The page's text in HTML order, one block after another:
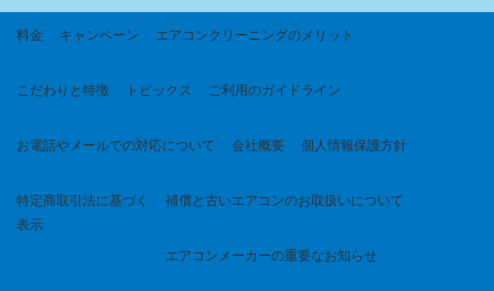
料金 キャンペーン エアコンクリーニングのメリット
こだわりと特徴 トピックス ご利用のガイドライン
お電話やメールでの対応について 会社概要 個人情報保護方針
特定商取引法に基づく
表示
補償と古いエアコンのお取扱いについて
エアコンメーカーの重要なお知らせ